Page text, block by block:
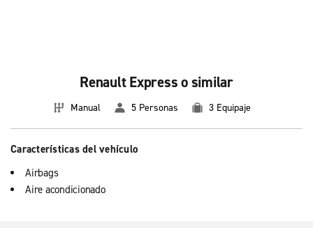
Renault Express o similar
Manual 5 Personas 3 Equipaje
Características del vehículo
Airbags
Aire acondicionado